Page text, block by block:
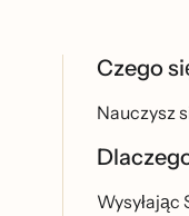
Czego
Nauczysz